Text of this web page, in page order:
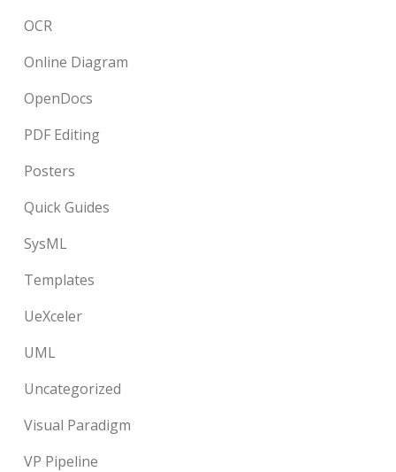
OCR
Online Diagram
OpenDocs
PDF Editing
Posters
Quick Guides
SysML
Templates
UeXceler
UML
Uncategorized
Visual Paradigm
VP Pipeline